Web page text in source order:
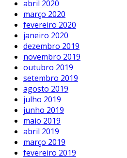
abril 2020
março 2020
fevereiro 2020
janeiro 2020
dezembro 2019
novembro 2019
outubro 2019
setembro 2019
agosto 2019
julho 2019
junho 2019
maio 2019
abril 2019
março 2019
fevereiro 2019